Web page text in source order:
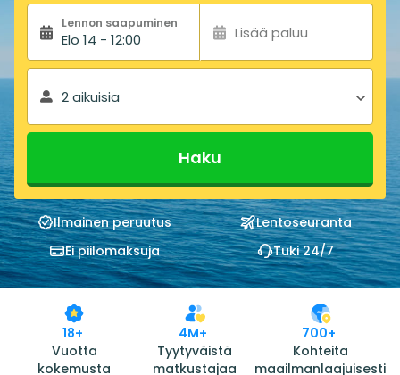
Lennon saapuminen
Elo 14 - 12:00 Lisää paluu
2 aikuisia
Haku
Ilmainen peruutus
Lentoseuranta
Ei piilomaksuja
Tuki 24/7
18+
Vuotta
kokemusta
4M+
Tyytyväistä
matkustajaa
700+
Kohteita
maailmanlaajuisesti